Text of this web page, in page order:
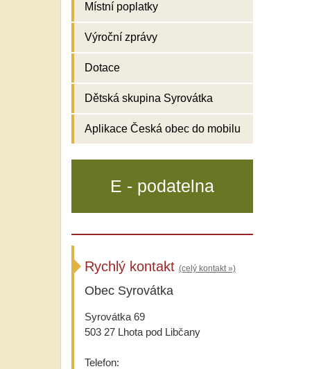
Místní poplatky
Výroční zprávy
Dotace
Dětská skupina Syrovátka
Aplikace Česká obec do mobilu
E - podatelna
Rychlý kontakt (celý kontakt »)
Obec Syrovátka
Syrovátka 69
503 27 Lhota pod Libčany
Telefon: